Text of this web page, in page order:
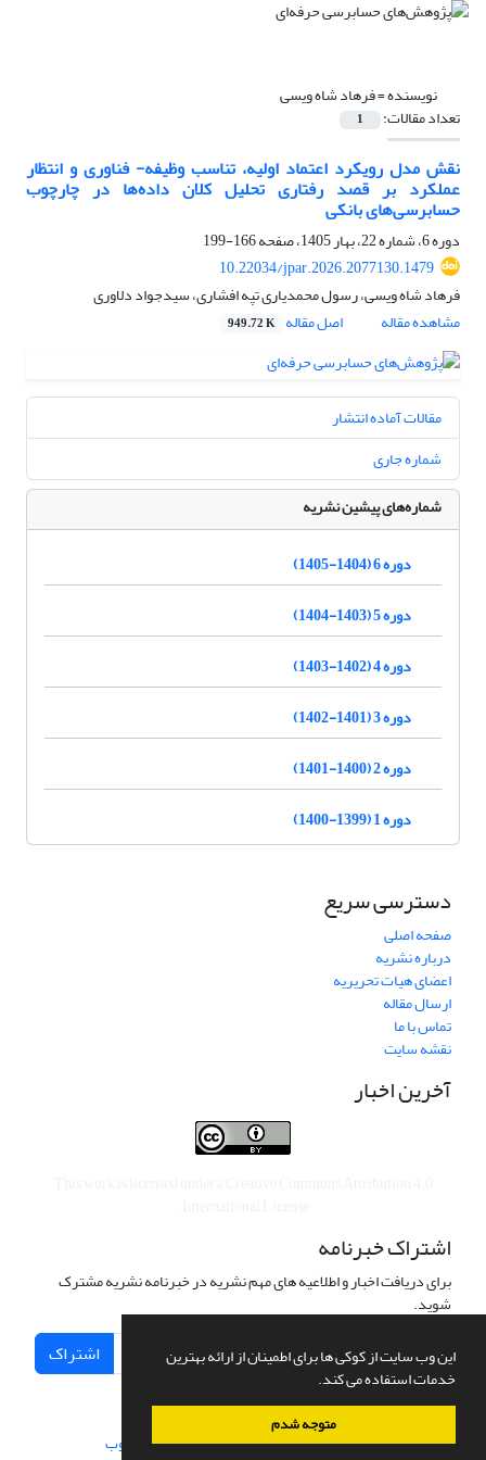
این وب سایت از کوکی ها برای اطمینان از ارائه بهترین
خدمات استفاده می کند.
متوجه شدم
نویسنده =فرهاد شاه ویسی
تعداد مقالات: 1
نقش مدل رویکرد اعتماد اولیه، تناسب وظیفه- فناوری و انتظار
عملکرد بر قصد رفتاری تحلیل کلان داده‌ها در چارچوب
حسابرسی‌های بانکی
دوره 6، شماره 22، بهار 1405، صفحه
166-199
10.22034/jpar.2026.2077130.1479
فرهاد شاه ویسی، رسول محمدیاری تپه افشاری، سیدجواد دلاوری
مشاهده مقاله
اصل مقاله 949.72 K
مقالات آماده انتشار
شماره جاری
شماره‌های پیشین نشریه
دوره 6 (1404-1405)
دوره 5 (1403-1404)
دوره 4 (1402-1403)
دوره 3 (1401-1402)
دوره 2 (1400-1401)
دوره 1 (1399-1400)
دسترسی سریع
صفحه اصلی
درباره نشریه
اعضای هیات تحریریه
ارسال مقاله
تماس با ما
نقشه سایت
آخرین اخبار
اشتراک خبرنامه
برای دریافت اخبار و اطلاعیه های مهم نشریه در خبرنامه نشریه مشترک
شوید.
اشتراک
سامانه مدیریت نشریات علمی.طراحی و پیاده سازی از سیناوب